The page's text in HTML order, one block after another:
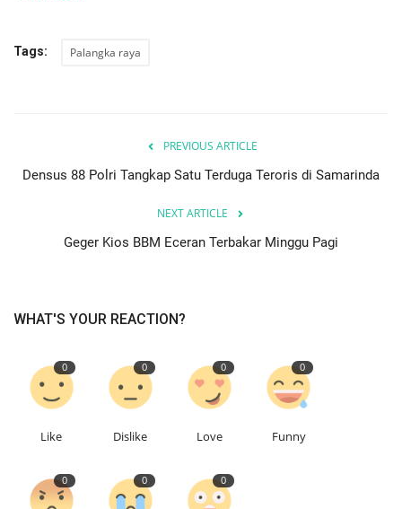
Tags: Palangka raya
PREVIOUS ARTICLE
Densus 88 Polri Tangkap Satu Terduga Teroris di Samarinda
NEXT ARTICLE
Geger Kios BBM Eceran Terbakar Minggu Pagi
WHAT'S YOUR REACTION?
0
Like
0
Dislike
0
Love
0
Funny
0 0 0